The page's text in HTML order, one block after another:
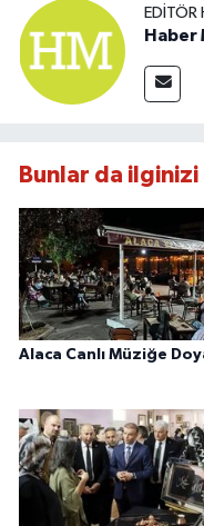
EDITÖR
Haber
Bunlar da
Alaca Canlı Müziğe